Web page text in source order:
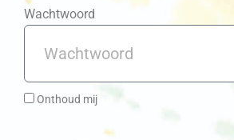
Wachtwoord
Onthoud mij